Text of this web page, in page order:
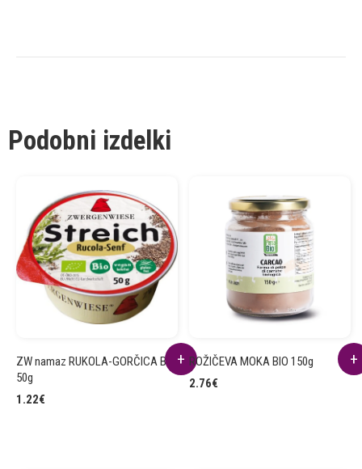
Podobni izdelki
ZW namaz RUKOLA-GORČICA BIO
50g
1.22€
ROŽIČEVA MOKA BIO 150g
2.76€